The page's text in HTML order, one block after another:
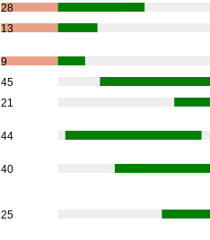
28
13
9
45
21
44
40
25